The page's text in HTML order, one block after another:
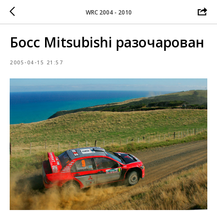
WRC 2004 - 2010
Босс Mitsubishi разочарован
2005-04-15 21:57